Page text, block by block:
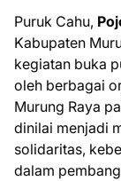
Puruk Cahu,
Kabupaten
kegiatan buka
oleh berbagai
Murung Raya
dinilai menjadi
solidaritas,
dalam